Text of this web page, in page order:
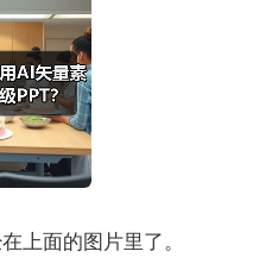
上面的图片里了。